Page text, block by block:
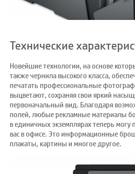
Технические
Новейшие технологии, на основе
также чернила высокого класса,
печатать профессиональные
выцветают, сохраняя свои яркий
первоначальный вид. Благодаря
полей, любые рекламные материалы
в единичных экземплярах теперь могу
вас в офисе. Это информационные
плакаты, картины и многое другое.